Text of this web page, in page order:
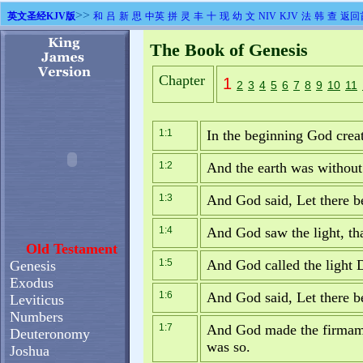
英文圣经KJV版>> 和 吕 新 思 中英 拼 灵 丰 十 现 幼 文 NIV KJV 法 韩 查 返回